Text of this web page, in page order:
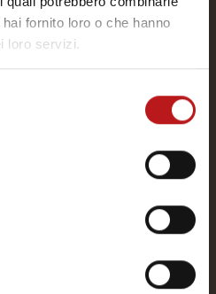
fornito loro o che hanno
loro servizi.